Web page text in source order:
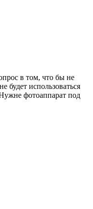
в том, что бы не
будет использоваться
фотоаппарат под